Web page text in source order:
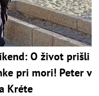
O život prišli
pri mori! Peter v
Kréte